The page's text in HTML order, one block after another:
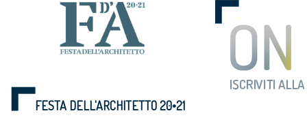
FESTA DELL'ARCHITETTO 20•21